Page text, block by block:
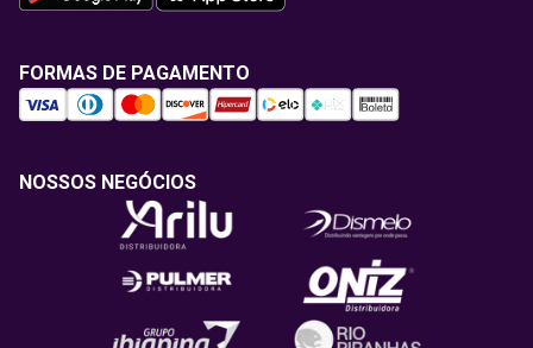
FORMAS DE PAGAMENTO
NOSSOS NEGÓCIOS